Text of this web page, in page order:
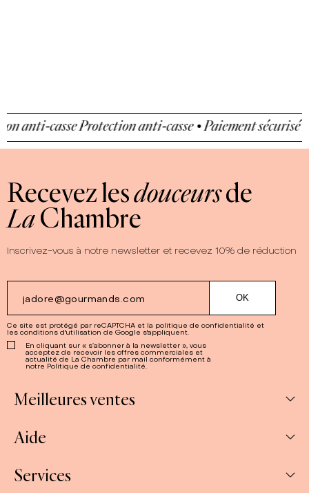
casseProtection anti-casse • Paiement sécurisé •
Recevez lesdouceursde
LaChambre
Inscrivez-vous à notre newsletter et recevez 10% de réduction
Ce site est protégé par reCAPTCHA et la politique de confidentialité et
les conditions d'utilisation de Google s'appliquent.
En cliquant sur « s’abonner à la newsletter », vous
acceptez de recevoir les offres commerciales et
actualité de La Chambre par mail conformément à
notre Politique de confidentialité.
Meilleures ventes
Abonnements
Aide
Mon compte
Services